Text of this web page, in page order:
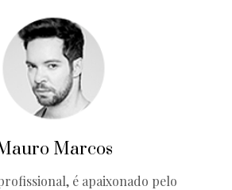
Marcos
é apaixonado pelo